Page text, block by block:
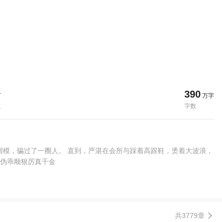
390 万字
字数
，骗过了一圈人。 直到，严湛在会所与踩着高跟鞋，烫着大波浪，
乖顺狠厉真千金
共3779章